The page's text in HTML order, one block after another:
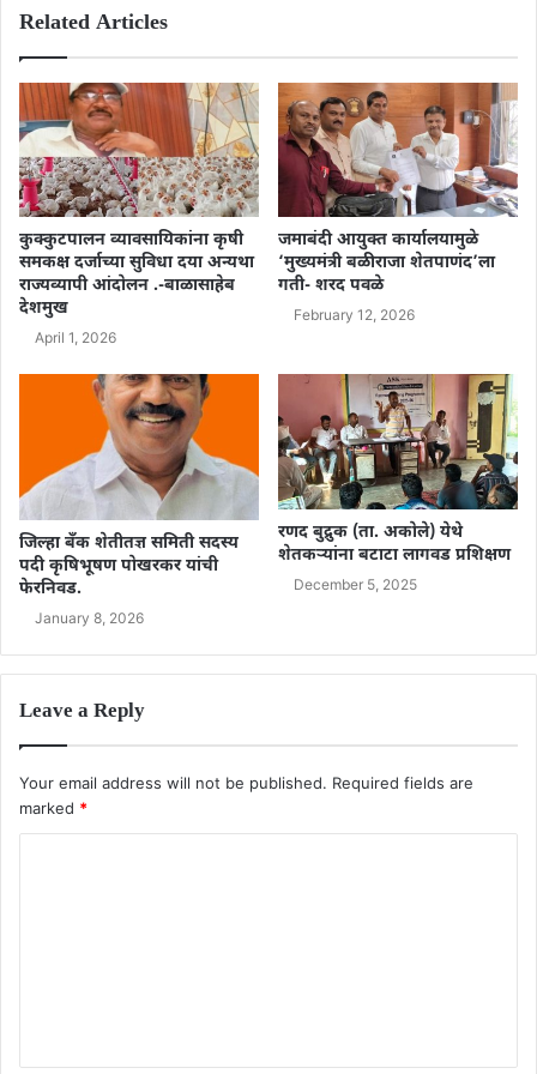
Related Articles
कुक्कुटपालन व्यावसायिकांना कृषी
समकक्ष दर्जाच्या सुविधा दया अन्यथा
राज्यव्यापी आंदोलन .-बाळासाहेब
देशमुख
April 1, 2026
जमाबंदी आयुक्त कार्यालयामुळे
‘मुख्यमंत्री बळीराजा शेतपाणंद’ला
गती- शरद पवळे
February 12, 2026
जिल्हा बँक शेतीतज्ञ समिती सदस्य
पदी कृषिभूषण पोखरकर यांची
फेरनिवड.
January 8, 2026
रणद बुद्रुक (ता. अकोले) येथे
शेतकऱ्यांना बटाटा लागवड प्रशिक्षण
December 5, 2025
Leave a Reply
Your email address will not be published. Required fields are
marked *
t